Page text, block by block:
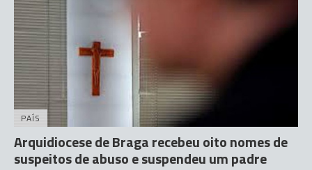
PAÍS
Arquidiocese de Braga recebeu oito nomes de
suspeitos de abuso e suspendeu um padre